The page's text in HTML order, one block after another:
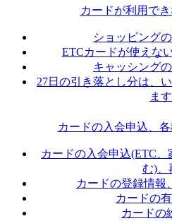
カードが利用で
ショッピング
ETCカードが使えな
キャッシング
27日の引き落とし分は、
ま
カードの入会申込、
カードの入会申込(ETC
む)、
カードの登録情報
カードの
カードの